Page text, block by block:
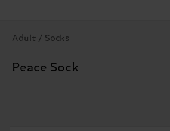
Adult / Socks
Peace Sock